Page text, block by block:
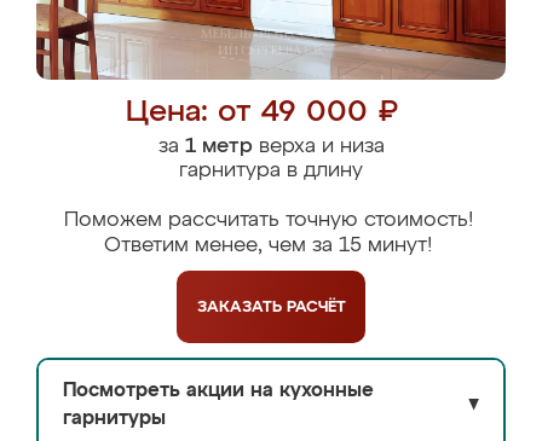
Цена: от 49 000 ₽
за 1 метрверха и низа
гарнитура в длину
Поможем рассчитать точную стоимость!
Ответим менее, чем за 15 минут!
ЗАКАЗАТЬ РАСЧЁТ
Посмотреть акции на кухонные
гарнитуры
▼